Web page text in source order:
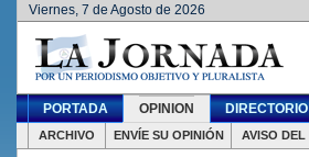
Viernes, 7 de Agosto de 2026
PORTADA OPINION DIRECTORIO
ARCHIVO ENVÍE SU OPINIÓN AVISO DEL